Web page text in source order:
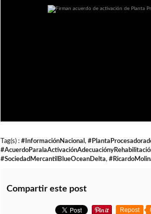
Tag(s) : #InformaciónNacional ,
#SociedadMercantilBlueOceanDelta,
Compartir este post
Repost